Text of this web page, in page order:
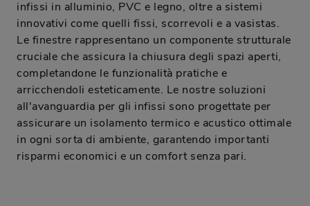
infissi in alluminio, PVC e legno, oltre a sistemi
innovativi come quelli fissi, scorrevoli e a vasistas.
Le finestre rappresentano un componente strutturale
cruciale che assicura la chiusura degli spazi aperti,
completandone le funzionalità pratiche e
arricchendoli esteticamente. Le nostre soluzioni
all'avanguardia per gli infissi sono progettate per
assicurare un isolamento termico e acustico ottimale
in ogni sorta di ambiente, garantendo importanti
risparmi economici e un comfort senza pari.